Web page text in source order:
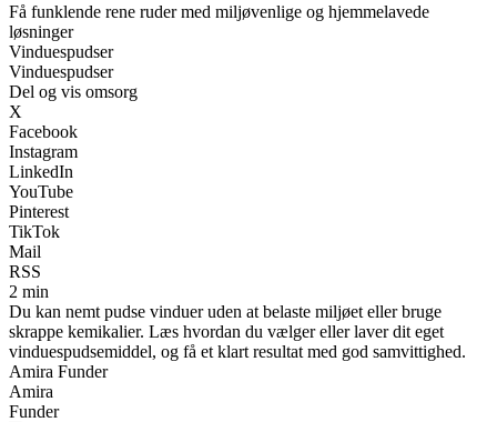
Få funklende rene ruder med miljøvenlige og hjemmelavede
løsninger
Vinduespudser
Vinduespudser
Del og vis omsorg
X
Facebook
Instagram
LinkedIn
YouTube
Pinterest
TikTok
Mail
RSS
2 min
Du kan nemt pudse vinduer uden at belaste miljøet eller bruge
skrappe kemikalier. Læs hvordan du vælger eller laver dit eget
vinduespudsemiddel, og få et klart resultat med god samvittighed.
Amira Funder
Amira
Funder